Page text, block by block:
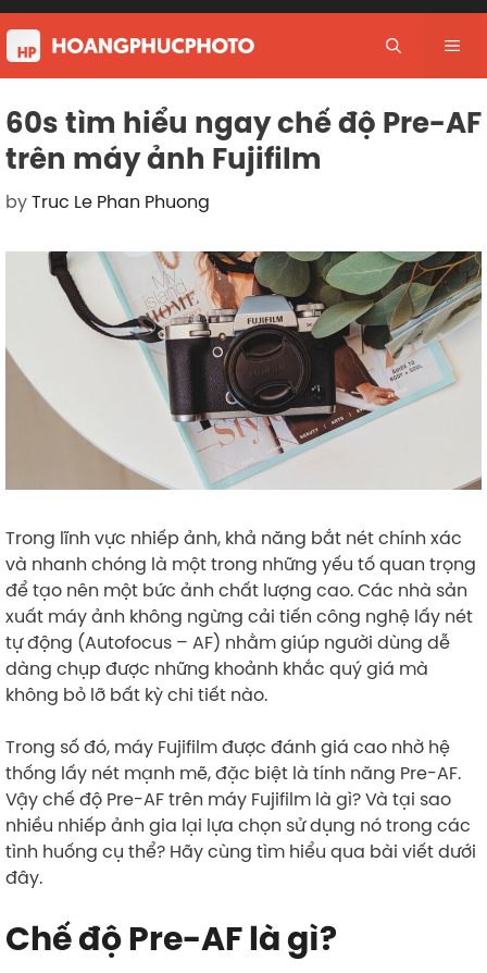
Skip
to
content
60s tìm hiểu ngay chế độ Pre-AF
trên máy ảnh Fujifilm
byTruc Le Phan Phuong
Trong lĩnh vực nhiếp ảnh, khả năng bắt nét chính xác
và nhanh chóng là một trong những yếu tố quan trọng
để tạo nên một bức ảnh chất lượng cao. Các nhà sản
xuất máy ảnh không ngừng cải tiến công nghệ lấy nét
tự động (Autofocus – AF) nhằm giúp người dùng dễ
dàng chụp được những khoảnh khắc quý giá mà
không bỏ lỡ bất kỳ chi tiết nào.
Trong số đó, máy Fujifilm được đánh giá cao nhờ hệ
thống lấy nét mạnh mẽ, đặc biệt là tính năng Pre-AF.
Vậy chế độ Pre-AF trên máy Fujifilm là gì? Và tại sao
nhiều nhiếp ảnh gia lại lựa chọn sử dụng nó trong các
tình huống cụ thể? Hãy cùng tìm hiểu qua bài viết dưới
đây.
Chế độ Pre-AF là gì?